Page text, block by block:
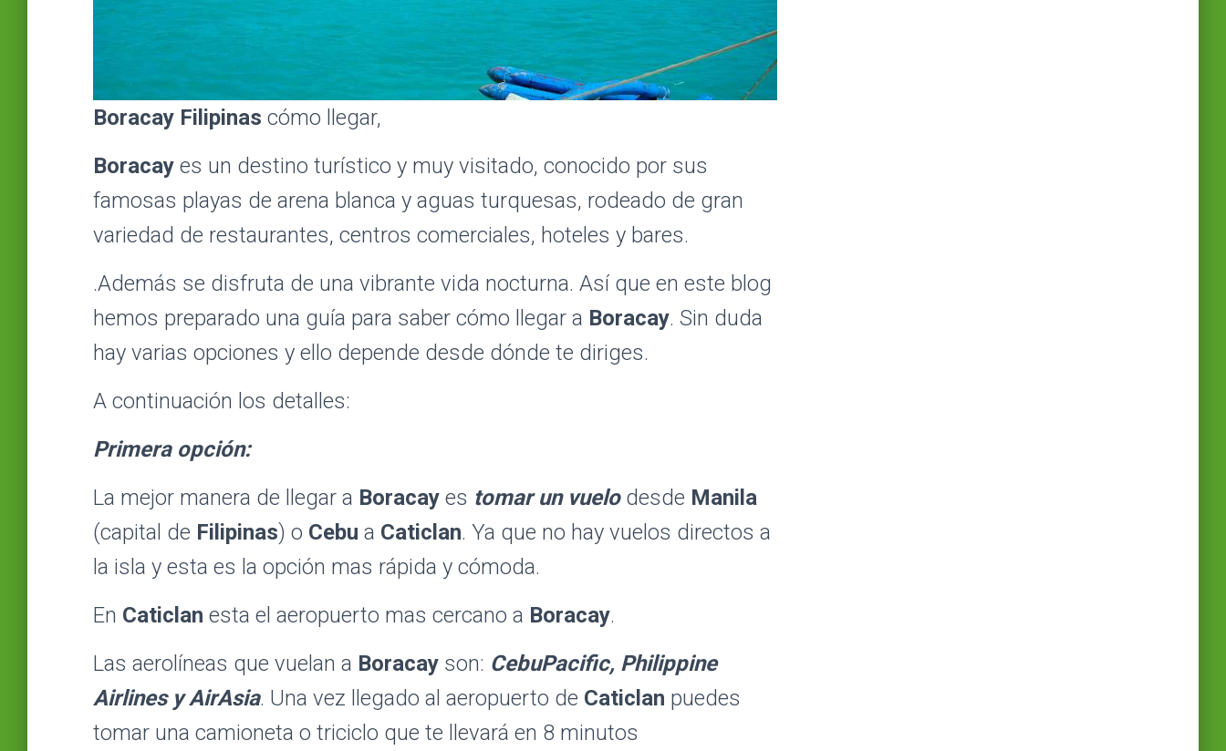
Boracay Filipinas cómo llegar,
Boracay es un destino turístico y muy visitado, conocido por sus
famosas playas de arena blanca y aguas turquesas, rodeado de gran
variedad de restaurantes, centros comerciales, hoteles y bares.
.Además se disfruta de una vibrante vida nocturna. Así que en este blog
hemos preparado una guía para saber cómo llegar a Boracay. Sin duda
hay varias opciones y ello depende desde dónde te diriges.
A continuación los detalles:
Primera opción:
La mejor manera de llegar a Boracay es tomar un vuelodesde Manila
(capital de Filipinas) o Cebu a Caticlan. Ya que no hay vuelos directos a
la isla y esta es la opción mas rápida y cómoda.
En Caticlan esta el aeropuerto mas cercano a Boracay.
Las aerolíneas que vuelan a Boracay son: CebuPacific, Philippine
Airlines y AirAsia. Una vez llegado al aeropuerto de Caticlan puedes
tomar una camioneta o triciclo que te llevará en 8 minutos